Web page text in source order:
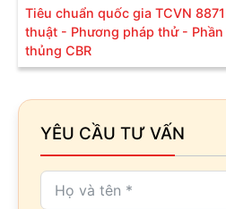
Tiêu chuẩn quốc gia TCVN
thuật - Phương pháp thử -
thủng CBR
YÊU CẦU TƯ VẤN